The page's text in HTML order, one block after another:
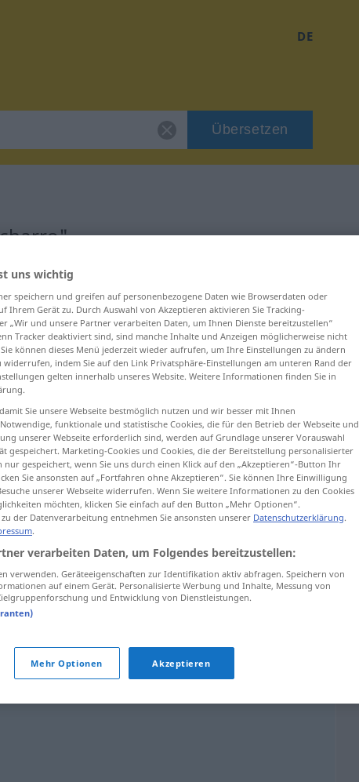
DE
Übersetzen
charro
charro DESP
uns wichtig
speichern und greifen auf personenbezogene Daten wie Browserdaten oder
Ihrem Gerät zu. Durch Auswahl von Akzeptieren aktivieren Sie Tracking-
„Wir und unsere Partner verarbeiten Daten, um Ihnen Dienste bereitzustellen“
Tracker deaktiviert sind, sind manche Inhalte und Anzeigen möglicherweise nicht
können dieses Menü jederzeit wieder aufrufen, um Ihre Einstellungen zu ändern
indem Sie auf den Link Privatsphäre-Einstellungen am unteren Rand der
gelten innerhalb unseres Website. Weitere Informationen finden Sie in
Sie unsere Webseite bestmöglich nutzen und wir besser mit Ihnen
funktionale und statistische Cookies, die für den Betrieb der Webseite und
unserer Webseite erforderlich sind, werden auf Grundlage unserer Vorauswahl
gespeichert. Marketing-Cookies und Cookies, die der Bereitstellung personalisierter
gespeichert, wenn Sie uns durch einen Klick auf den „Akzeptieren“-Button Ihr
Sie ansonsten auf „Fortfahren ohne Akzeptieren“. Sie können Ihre Einwilligung
unserer Webseite widerrufen. Wenn Sie weitere Informationen zu den Cookies
möchten, klicken Sie einfach auf den Button „Mehr Optionen“.
der Datenverarbeitung entnehmen Sie ansonsten unserer Datenschutzerklärung.
.
verarbeiten Daten, um Folgendes bereitzustellen:
verwenden. Geräteeigenschaften zur Identifikation aktiv abfragen. Speichern von
auf einem Gerät. Personalisierte Werbung und Inhalte, Messung von
und Entwicklung von Dienstleistungen.
Mehr Optionen Akzeptieren